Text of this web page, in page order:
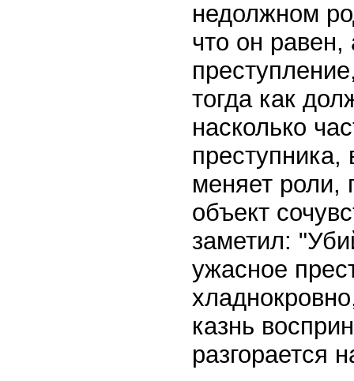
недолжном
что он равен,
тогда как
насколько
меняет роли,
объект
заметил:
ужасное
казнь
разгорается